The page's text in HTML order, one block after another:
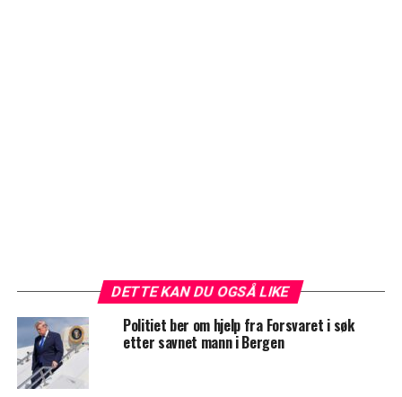
DETTE KAN DU OGSÅ LIKE
Politiet ber om hjelp fra Forsvaret i søk
etter savnet mann i Bergen